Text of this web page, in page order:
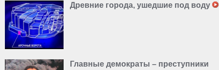
Древние города, ушедшие под воду
Главные демократы – преступники